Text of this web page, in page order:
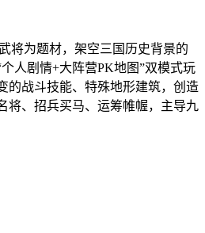
将为题材，架空三国历史背景的
人剧情+大阵营PK地图”双模式玩
的战斗技能、特殊地形建筑，创造
将、招兵买马、运筹帷幄，主导九